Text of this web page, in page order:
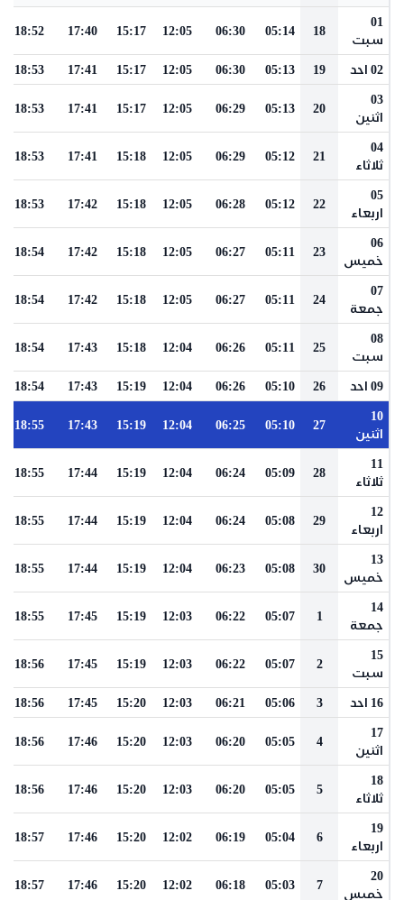
01
سبت
18
05:14
06:30
12:05
15:17
17:40
18:52
02 احد 19
05:13
06:30
12:05
15:17
17:41
18:53
03
اثنين
20
05:13
06:29
12:05
15:17
17:41
18:53
04
ثلاثاء
21
05:12
06:29
12:05
15:18
17:41
18:53
05
اربعاء
22
05:12
06:28
12:05
15:18
17:42
18:53
06
خميس
23
05:11
06:27
12:05
15:18
17:42
18:54
07
جمعة
24
05:11
06:27
12:05
15:18
17:42
18:54
08
سبت
25
05:11
06:26
12:04
15:18
17:43
18:54
09 احد 26
05:10
06:26
12:04
15:19
17:43
18:54
10
اثنين
27
05:10
06:25
12:04
15:19
17:43
18:55
11
ثلاثاء
28
05:09
06:24
12:04
15:19
17:44
18:55
12
اربعاء
29
05:08
06:24
12:04
15:19
17:44
18:55
13
خميس
30
05:08
06:23
12:04
15:19
17:44
18:55
14
جمعة
1
05:07
06:22
12:03
15:19
17:45
18:55
15
سبت
2
05:07
06:22
12:03
15:19
17:45
18:56
16 احد 3
05:06
06:21
12:03
15:20
17:45
18:56
17
اثنين
4
05:05
06:20
12:03
15:20
17:46
18:56
18
ثلاثاء
5
05:05
06:20
12:03
15:20
17:46
18:56
19
اربعاء
6
05:04
06:19
12:02
15:20
17:46
18:57
20
خميس
7
05:03
06:18
12:02
15:20
17:46
18:57